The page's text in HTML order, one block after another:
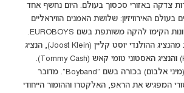
צדקה באזורי סכסוך בעולם. היום נחשף אחד
האירוויזיון: שלושת האמנים הוויראליים
ביותר מהשנים האחרונות הקימו להקה משותפת בשם EUROBOYS.
השלישייה, המורכבת מהנציג ההולנדי יוסט קליין (Joost Klein), הנציג
הפיני קארייה (Käärijä) והנציג האסטוני טומי קאש (Tommy Cash).
הלהקה שחררה EP (מיני אלבום) בכורה בשם "Boyband". מדובר
המפגיש את הראפ, האלקטרו וההומור הייחודי